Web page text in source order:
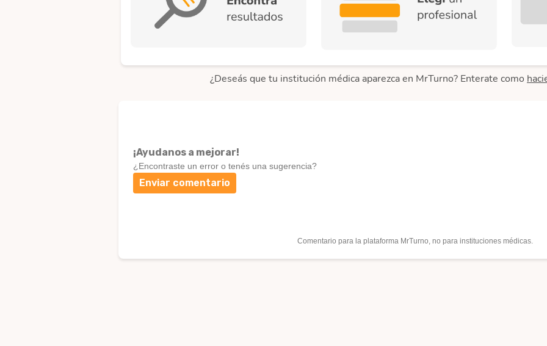
¿Deseás que tu institución médica aparezca en MrTurno? Enterate como
¡Ayudanos a mejorar!
¿Encontraste un error o tenés una sugerencia?
Enviar comentario
Comentario para la plataforma MrTurno, no para instituciones médicas.